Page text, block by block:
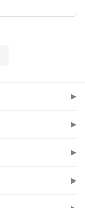
▶
▶
▶
▶